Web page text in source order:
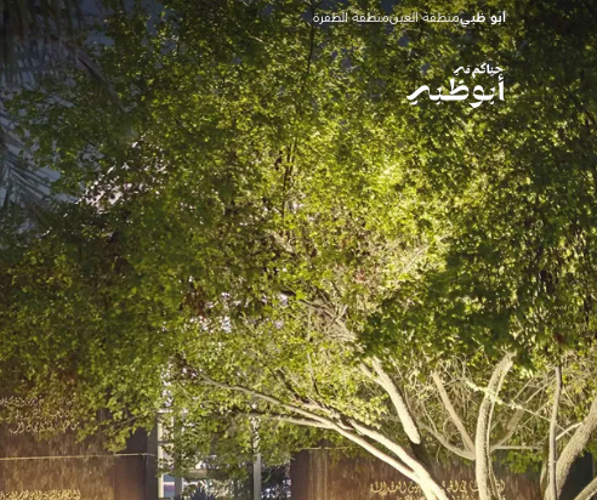
أبو ظبيمنطقة العينمنطقة الظفرة